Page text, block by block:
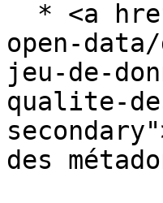
open-
jeu-de-
qualite-
des